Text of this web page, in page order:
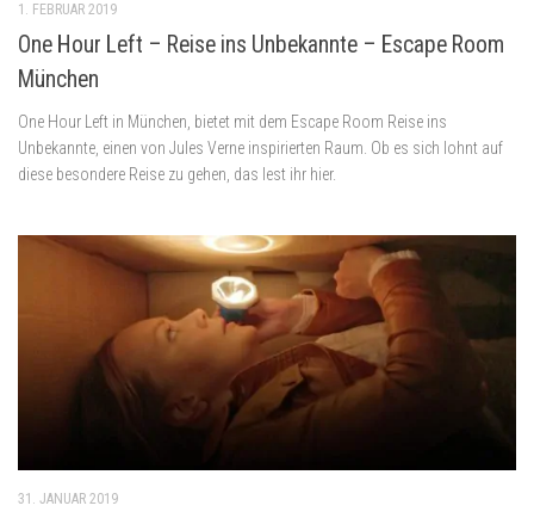
1. FEBRUAR 2019
One Hour Left – Reise ins Unbekannte – Escape Room
München
One Hour Left in München, bietet mit dem Escape Room Reise ins
Unbekannte, einen von Jules Verne inspirierten Raum. Ob es sich lohnt auf
diese besondere Reise zu gehen, das lest ihr hier.
31. JANUAR 2019